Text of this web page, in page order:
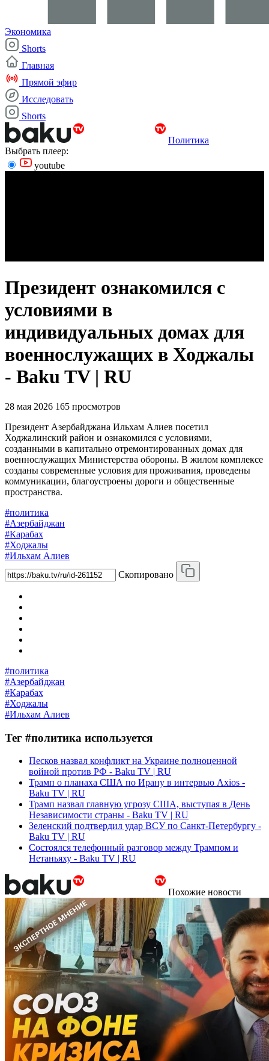
Экономика
Shorts
Главная
Прямой эфир
Исследовать
Shorts
Политика
Выбрать плеер:
youtube
Президент ознакомился с
условиями в
индивидуальных домах для
военнослужащих в Ходжалы
- Baku TV | RU
28 мая 2026 165 просмотров
Президент Азербайджана Ильхам Алиев посетил
Ходжалинский район и ознакомился с условиями,
созданными в капитально отремонтированных домах для
военнослужащих Министерства обороны. В жилом комплексе
созданы современные условия для проживания, проведены
коммуникации, благоустроены дороги и общественные
пространства.
#политика
#Азербайджан
#Карабах
#Ходжалы
#Ильхам Алиев
Скопировано
#политика
#Азербайджан
#Карабах
#Ходжалы
#Ильхам Алиев
Тег #политика используется
Песков назвал конфликт на Украине полноценной
войной против РФ - Baku TV | RU
Трамп о планаха США по Ирану в интервью Axios -
Baku TV | RU
Трамп назвал главную угрозу США, выступая в День
Независимости страны - Baku TV | RU
Зеленский подтвердил удар ВСУ по Санкт-Петербургу -
Baku TV | RU
Состоялся телефонный разговор между Трампом и
Нетаньяху - Baku TV | RU
Похожие новости